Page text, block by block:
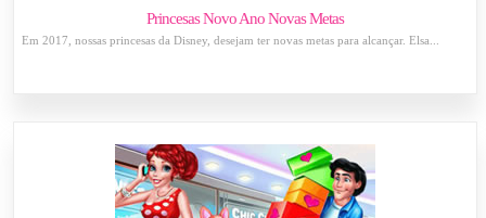
Princesas Novo Ano Novas Metas
Em 2017, nossas princesas da Disney, desejam ter novas metas para alcançar. Elsa...